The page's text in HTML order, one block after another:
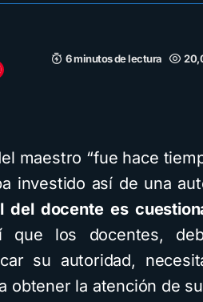
6 minutos de lectura
maestro “fue hace
investido así de una
del docente es
que los docentes,
su autoridad,
obtener la atención de